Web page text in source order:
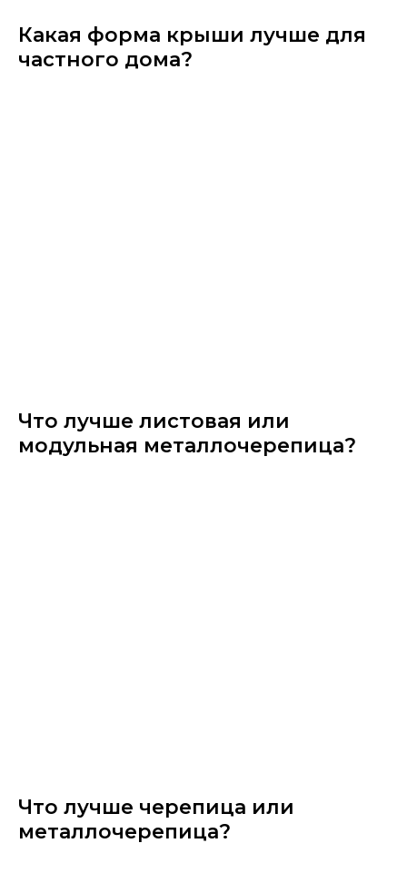
Какая форма крыши лучше для
частного дома?
Что лучше листовая или
модульная металлочерепица?
Что лучше черепица или
металлочерепица?